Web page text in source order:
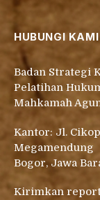
HUBUNGI KAMI
Badan Strategi
Pelatihan
Mahkamah
Kantor: Jl.
Megamendung
Bogor, Jawa
Kirimkan